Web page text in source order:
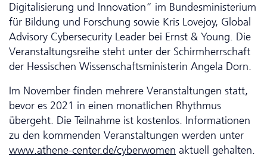
Digitalisierung und Innovation“ im Bundesministerium
für Bildung und Forschung sowie Kris Lovejoy, Global
Advisory Cyber­security Leader bei Ernst & Young. Die
Veranstaltungsreihe steht unter der Schirmherrschaft
der Hessischen Wissenschaftsministerin Angela Dorn.
Im November finden mehrere Veranstaltungen statt,
bevor es 2021 in einen monatlichen Rhythmus
übergeht. Die Teilnahme ist kostenlos. In­for­ma­tio­nen
zu den kommenden Veranstaltungen werden unter
www.athene-center.de/cyberwomen aktuell gehalten.